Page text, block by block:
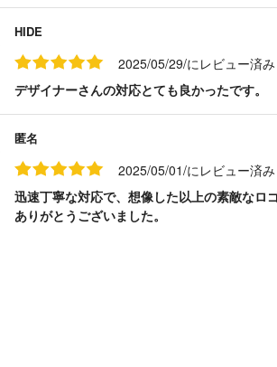
HIDE
2025/05/29/にレビュー済み
デザイナーさんの対応とても良かったです。
匿名
2025/05/01/にレビュー済み
迅速丁寧な対応で、想像した以上の素敵なロ
ありがとうございました。